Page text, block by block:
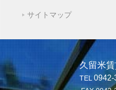
サイトマップ
久留米
TEL 0942-